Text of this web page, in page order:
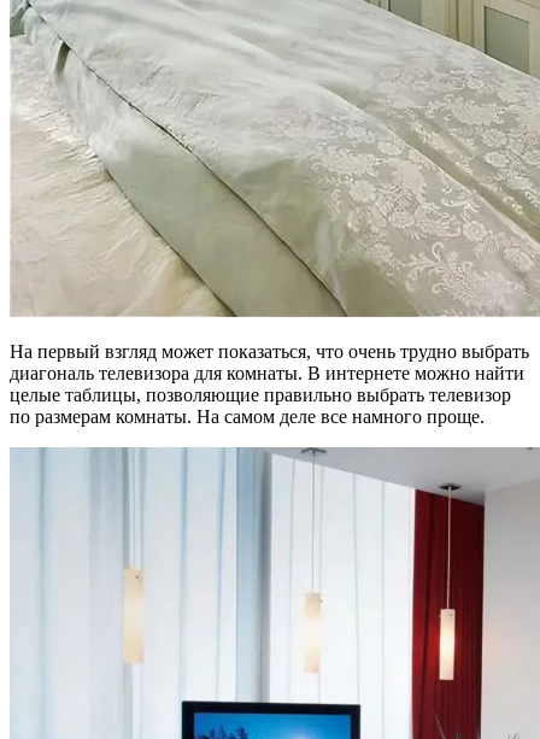
На первый взгляд может показаться, что очень трудно выбрать
диагональ телевизора для комнаты. В интернете можно найти
целые таблицы, позволяющие правильно выбрать телевизор
по размерам комнаты. На самом деле все намного проще.